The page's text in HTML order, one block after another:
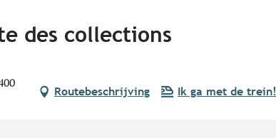
des collections
Routebeschrijving Ik ga met de trein!